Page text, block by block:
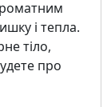
і тепла.
тіло,
про